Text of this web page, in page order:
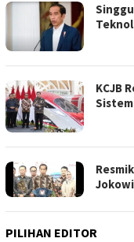
KCJB
PILIHAN EDITOR